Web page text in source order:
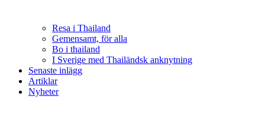
Resa i Thailand
Gemensamt, för alla
Bo i thailand
I Sverige med Thailändsk anknytning
Senaste inlägg
Artiklar
Nyheter